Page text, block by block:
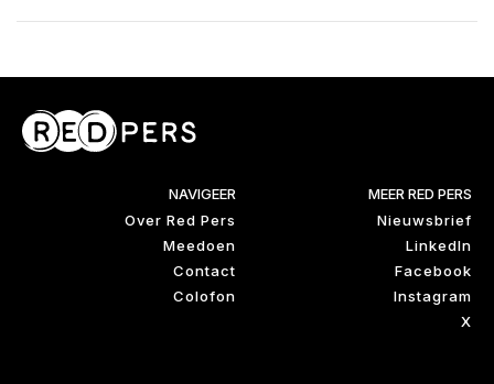
NAVIGEER
Over Red Pers
Meedoen
Contact
Colofon
MEER RED PERS
Nieuwsbrief
LinkedIn
Facebook
Instagram
X